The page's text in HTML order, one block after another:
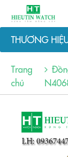
THƯƠNG
Trang
chủ